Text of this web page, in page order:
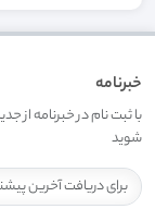
خبرنامه
با ثبت نام در خبرنامه
شوید